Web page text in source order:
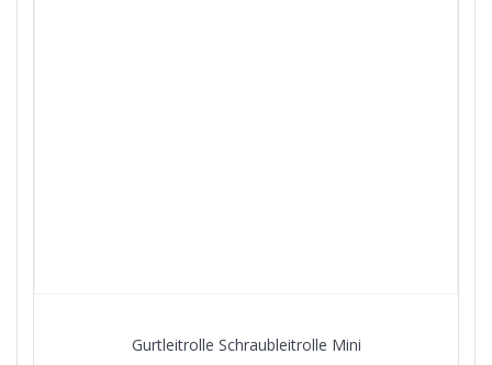
Gurtleitrolle Schraubleitrolle Mini